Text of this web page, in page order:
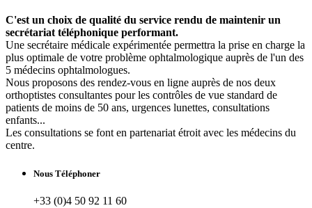
C'est un choix de qualité du service rendu de maintenir un
secrétariat téléphonique performant.
Une secrétaire médicale expérimentée permettra la prise en charge la
plus optimale de votre problème ophtalmologique auprès de l'un des
5 médecins ophtalmologues.
Nous proposons des rendez-vous en ligne auprès de nos deux
orthoptistes consultantes pour les contrôles de vue standard de
patients de moins de 50 ans, urgences lunettes, consultations
enfants...
Les consultations se font en partenariat étroit avec les médecins du
centre.
Nous Téléphoner
+33 (0)4 50 92 11 60